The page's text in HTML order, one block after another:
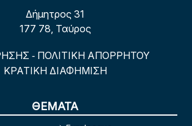
Δήμητρος 31
177 78, Ταύρος
- ΠΟΛΙΤΙΚΗ ΑΠΟΡΡΗΤΟΥ
ΚΡΑΤΙΚΗ ΔΙΑΦΗΜΙΣΗ
ΘΕΜΑΤΑ